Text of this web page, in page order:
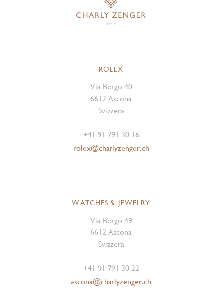
ROLEX
Via Borgo 40
6612 Ascona
Svizzera
+41 91 791 30 16
rolex@charlyzenger.ch
WATCHES & JEWELRY
Via Borgo 49
6612 Ascona
Svizzera
+41 91 791 30 22
ascona@charlyzenger.ch